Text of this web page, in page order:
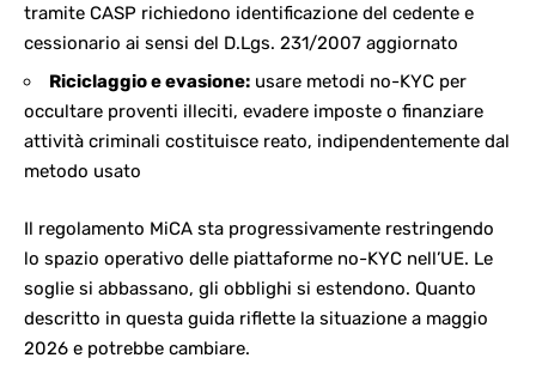
tramite CASP richiedono identificazione del cedente e
cessionario ai sensi del D.Lgs. 231/2007 aggiornato
Riciclaggio e evasione: usare metodi no-KYC per
occultare proventi illeciti, evadere imposte o finanziare
attività criminali costituisce reato, indipendentemente dal
metodo usato
Il regolamento MiCA sta progressivamente restringendo
lo spazio operativo delle piattaforme no-KYC nell’UE. Le
soglie si abbassano, gli obblighi si estendono. Quanto
descritto in questa guida riflette la situazione a maggio
2026 e potrebbe cambiare.